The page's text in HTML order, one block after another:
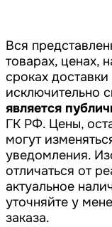
Вся
товарах, ценах,
сроках
исключительно
является
ГК РФ. Цены,
могут
уведомления.
отличаться от
актуальное
уточняйте у
заказа.